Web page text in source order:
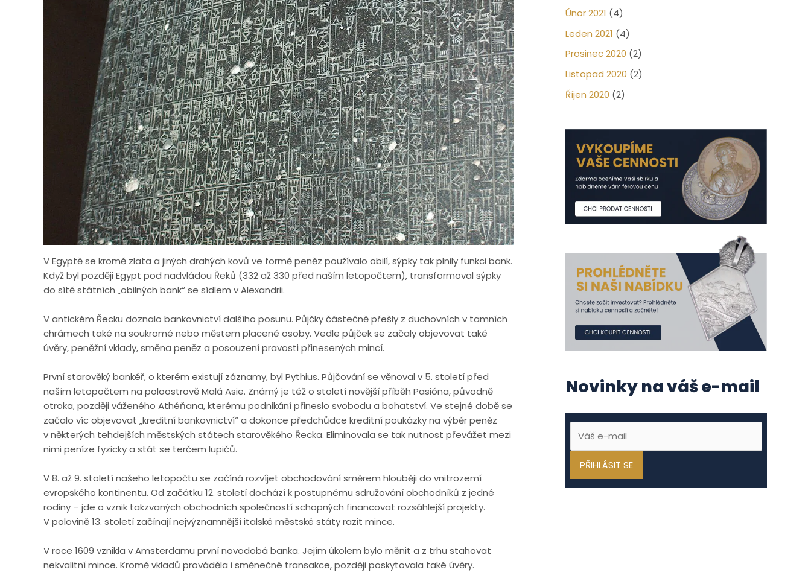
V Egyptě se kromě zlata a jiných drahých kovů ve formě peněz používalo obilí, sýpky tak plnily funkci bank.
Když byl později Egypt pod nadvládou Řeků (332 až 330 před naším letopočtem), transformoval sýpky
do sítě státních „obilných bank“ se sídlem v Alexandrii.
V antickém Řecku doznalo bankovnictví dalšího posunu. Půjčky částečně přešly z duchovních v tamních
chrámech také na soukromé nebo městem placené osoby. Vedle půjček se začaly objevovat také
úvěry, peněžní vklady, směna peněz a posouzení pravosti přinesených mincí.
První starověký bankéř, o kterém existují záznamy, byl Pythius. Půjčování se věnoval v 5. století před
naším letopočtem na poloostrově Malá Asie. Známý je též o století novější příběh Pasióna, původně
otroka, později váženého Athéňana, kterému podnikání přineslo svobodu a bohatství. Ve stejné době se
začalo víc objevovat „kreditní bankovnictví“ a dokonce předchůdce kreditní poukázky na výběr peněz
v některých tehdejších městských státech starověkého Řecka. Eliminovala se tak nutnost převážet mezi
nimi peníze fyzicky a stát se terčem lupičů.
V 8. až 9. století našeho letopočtu se začíná rozvíjet obchodování směrem hlouběji do vnitrozemí
evropského kontinentu. Od začátku 12. století dochází k postupnému sdružování obchodníků z jedné
rodiny – jde o vznik takzvaných obchodních společností schopných financovat rozsáhlejší projekty.
V polovině 13. století začínají nejvýznamnější italské městské státy razit mince.
V roce 1609 vznikla v Amsterdamu první novodobá banka. Jejím úkolem bylo měnit a z trhu stahovat
nekvalitní mince. Kromě vkladů prováděla i směnečné transakce, později poskytovala také úvěry.
Únor 2021 (4)
Leden 2021 (4)
Prosinec 2020 (2)
Listopad 2020 (2)
Říjen 2020 (2)
Novinky na váš e-mail